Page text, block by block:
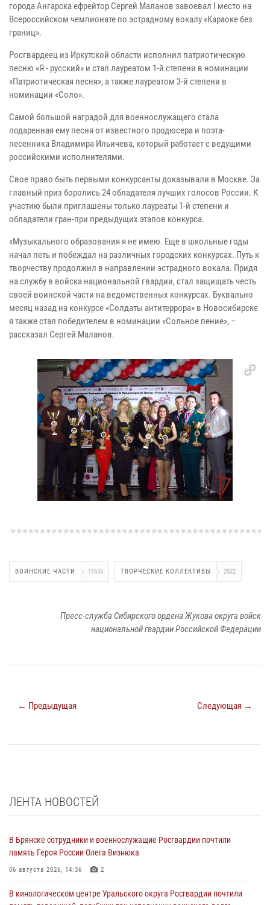
города Ангарска ефрейтор Сергей Маланов завоевал I место на
Всероссийском чемпионате по эстрадному вокалу «Караоке без
границ».
Росгвардеец из Иркутской области исполнил патриотическую
песню «Я - русский» и стал лауреатом 1-й степени в номинации
«Патриотическая песня», а также лауреатом 3-й степени в
номинации «Соло».
Самой большой наградой для военнослужащего стала
подаренная ему песня от известного продюсера и поэта-
песенника Владимира Ильичева, который работает с ведущими
российскими исполнителями.
Свое право быть первыми конкурсанты доказывали в Москве. За
главный приз боролись 24 обладателя лучших голосов России. К
участию были приглашены только лауреаты 1-й степени и
обладатели гран-при предыдущих этапов конкурса.
«Музыкального образования я не имею. Еще в школьные годы
начал петь и побеждал на различных городских конкурсах. Путь к
творчеству продолжил в направлении эстрадного вокала. Придя
на службу в войска национальной гвардии, стал защищать честь
своей воинской части на ведомственных конкурсах. Буквально
месяц назад на конкурсе «Солдаты антитеррора» в Новосибирске
я также стал победителем в номинации «Сольное пение», –
рассказал Сергей Маланов.
ВОИНСКИЕ ЧАСТИ 11650 ТВОРЧЕСКИЕ КОЛЛЕКТИВЫ 2522
Пресс-служба Сибирского ордена Жукова округа войск
национальной гвардии Российской Федерации
← Предыдущая Следующая →
ЛЕНТА НОВОСТЕЙ
В Брянске сотрудники и военнослужащие Росгвардии почтили
память Героя России Олега Визнюка
06 августа 2026, 14:36 2
В кинологическом центре Уральского округа Росгвардии почтили